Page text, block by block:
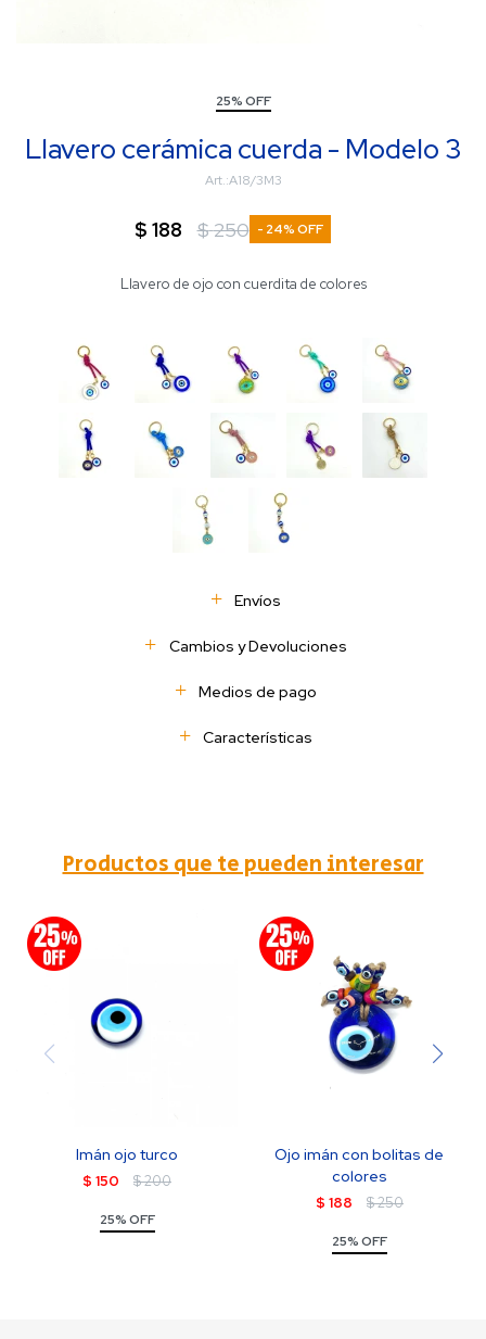
25% OFF
Llavero cerámica cuerda - Modelo 3
A18/3M3
$ 188 $250 24
Llavero de ojo con cuerdita de colores
Envíos
Cambios y Devoluciones
Medios de pago
Características
Productos que te pueden interesar
Imán ojo turco
$ 150 $200
25% OFF
Ojo imán con bolitas de
colores
$ 188 $250
25% OFF